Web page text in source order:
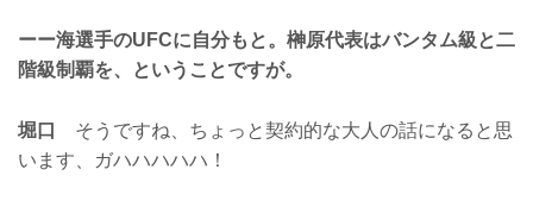
ーー海選手のUFCに自分もと。榊原代表はバンタム級と二
階級制覇を、ということですが。
堀口
そうですね、ちょっと契約的な大人の話になると思
います、ガハハハハハ！